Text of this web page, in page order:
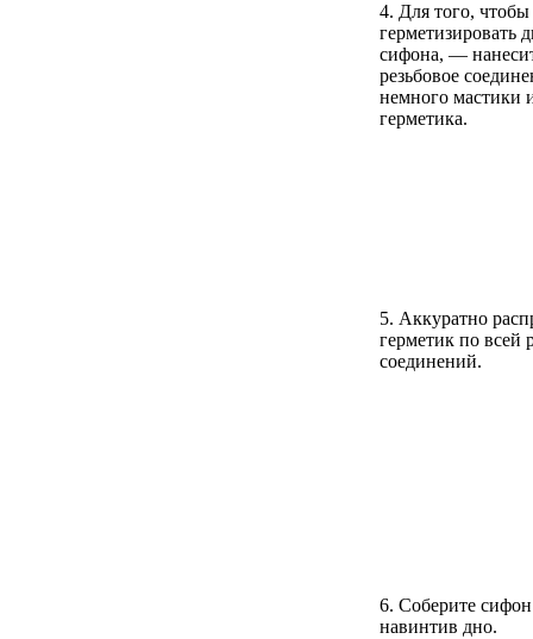
4. Для того,
герметизировать
сифона, —
резьбовое
немного мастики
герметика.
5. Аккуратно
герметик по всей
соединений.
6. Соберите
навинтив дно.